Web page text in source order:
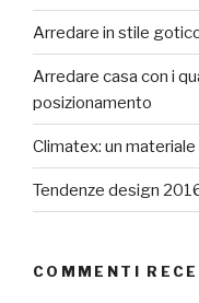
Arredare in stile
Arredare casa con i
posizionamento
Climatex: un
Tendenze design
COMMENTI